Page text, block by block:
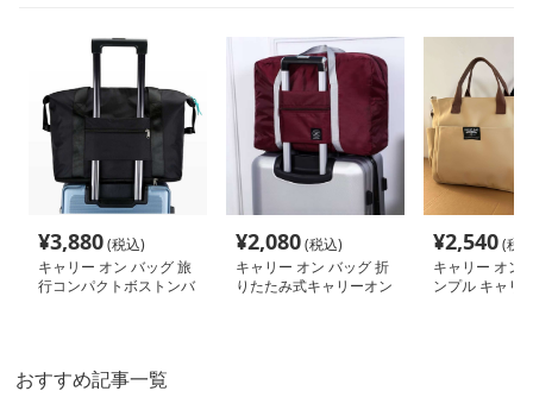
¥3,880(税込)
キャリー オン バッグ 旅
行コンパクトボストンバ
¥2,080(税込)
キャリー オン バッグ 折
りたたみ式キャリーオン
¥2,540(税
キャリー オン
ンプル キャリ
おすすめ記事一覧